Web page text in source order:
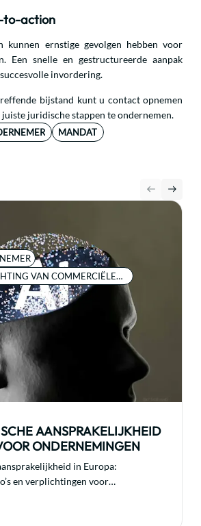
to-action
kunnen ernstige gevolgen hebben voor
Een snelle en gestructureerde aanpak
invordering.
bijstand kunt u contact opnemen
juiste juridische stappen te ondernemen.
MANDAT
VAN COMMERCIËLE
AANSPRAKELIJKHEID
ONDERNEMINGEN
in Europa:
en verplichtingen voor
AI gebruiken.